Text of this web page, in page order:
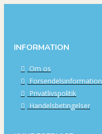
INFORMATION
Om os
Forsendelsinformation
Privatlivspolitik
Handelsbetingelser